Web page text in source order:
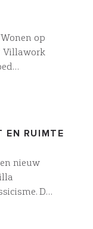
de
Wij zijn
Villawork
luxe
RUIMTE
nieuw
De